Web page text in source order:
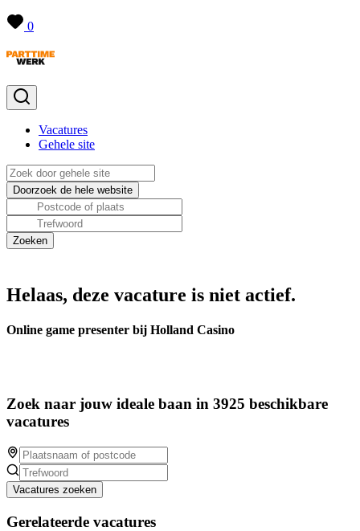
0
Vacatures
Gehele site
Helaas, deze vacature is niet actief.
Online game presenter bij Holland Casino
Zoek naar jouw ideale baan in 3925 beschikbare
vacatures
Vacatures zoeken
Gerelateerde vacatures